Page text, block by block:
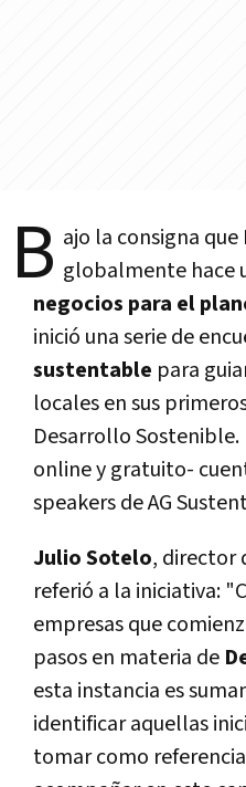
B ajo la consigna que
globalmente hace
negocios para el
inició una serie de
sustentable para
locales en sus
Desarrollo
online y gratuito-
speakers de AG
Julio Sotelo, director
referió a la iniciativa:
empresas que
pasos en materia de
esta instancia es
identificar aquellas
tomar como